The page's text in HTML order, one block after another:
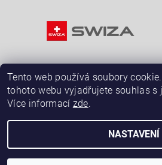
2026 © ŠvýcarskéNože.cz, všechna
Tento web používá soubory
tohoto webu vyjadřujete souhlas s
Více informací zde.
NASTAVENÍ